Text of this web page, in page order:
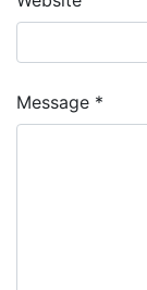
Message *